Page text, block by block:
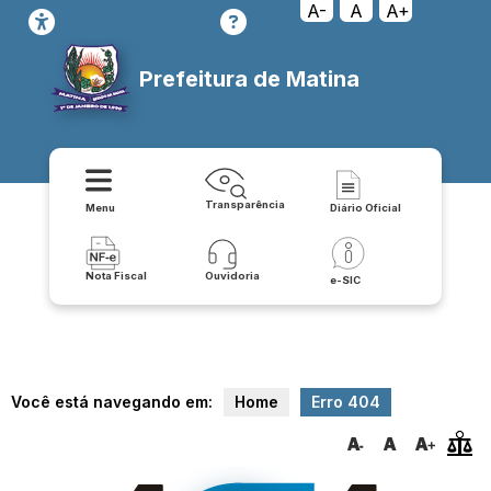
loadPage/covid/decretos A- A A+
Prefeitura de Matina
Menu Transparência Diário Oficial
Nota Fiscal Ouvidoria e-SIC
Você está navegando em: Home Erro 404